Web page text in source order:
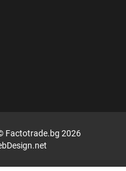
(0)
крепежни елементи (1)
Factotrade.bg 2026